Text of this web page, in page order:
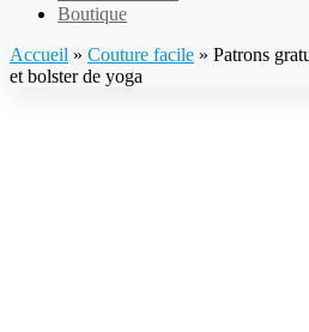
Boutique
Accueil » Couture facile » Patrons
et bolster de yoga